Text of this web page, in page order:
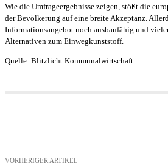
Wie die Umfrageergebnisse zeigen, stößt die
der Bevölkerung auf eine breite Akzeptanz.
Informationsangebot noch ausbaufähig und
Alternativen zum Einwegkunststoff.
Quelle: Blitzlicht Kommunalwirtschaft
VORHERIGER ARTIKEL